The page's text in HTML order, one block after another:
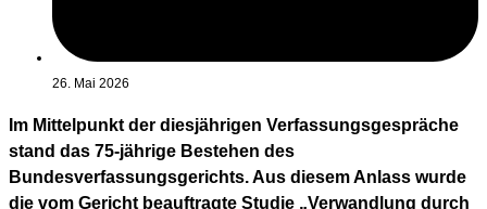
26. Mai 2026
Im Mittelpunkt der diesjährigen Verfassungsgespräche
stand das 75-jährige Bestehen des
Bundesverfassungsgerichts. Aus diesem Anlass wurde
die vom Gericht beauftragte Studie „Verwandlung durch